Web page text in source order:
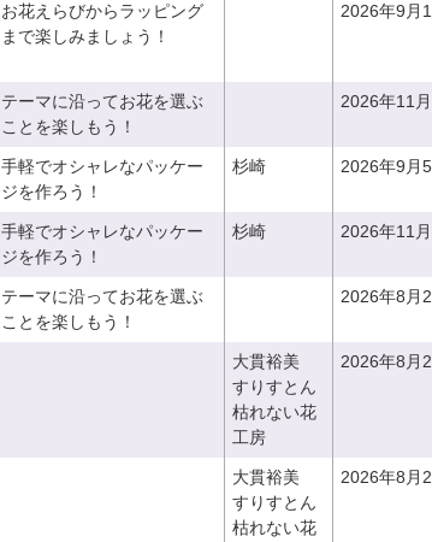
お花えらびからラッピング
まで楽しみましょう！
2026年9月
テーマに沿ってお花を選ぶ
ことを楽しもう！
2026年11
手軽でオシャレなパッケー
ジを作ろう！
杉崎 2026年9月
手軽でオシャレなパッケー
ジを作ろう！
杉崎 2026年11
テーマに沿ってお花を選ぶ
ことを楽しもう！
2026年8月
大貫裕美
すりすとん
枯れない花
工房
2026年8月
大貫裕美
すりすとん
枯れない花
2026年8月